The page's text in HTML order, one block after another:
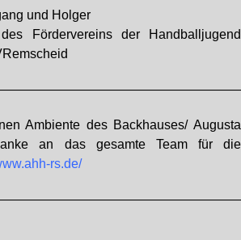
und Holger
des Fördervereins der Handballjugend
Ambiente des Backhauses/ Augusta
an das gesamte Team für die
rs.de/